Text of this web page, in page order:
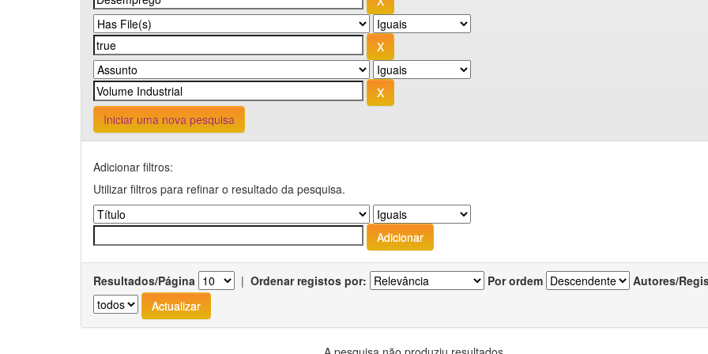
Iniciar uma nova pesquisa
Adicionar filtros:
Utilizar filtros para refinar o resultado da pesquisa.
Resultados/Página | Ordenar registos por: Por ordem Autores/